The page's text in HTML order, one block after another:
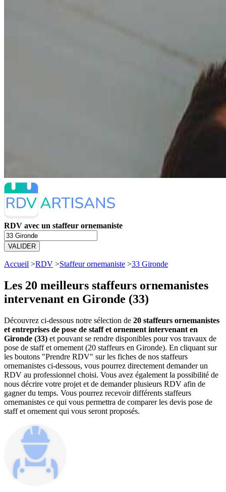
RDV avec un staffeur ornemaniste
VALIDER
Accueil >RDV >Staffeur ornemaniste >33 Gironde
Les 20 meilleurs staffeurs ornemanistes
intervenant en Gironde (33)
Découvrez ci-dessous notre sélection de 20 staffeurs ornemanistes
et entreprises de pose de staff et ornement intervenant en
Gironde (33) et pouvant se rendre disponibles pour vos travaux de
pose de staff et ornement (20 staffeurs en Gironde). En cliquant sur
les boutons "Prendre RDV" sur les fiches de nos staffeurs
ornemanistes ci-dessous, vous pourrez directement demander un
RDV au professionnel choisi. Vous avez également la possibilité de
nous décrire votre projet et de demander plusieurs RDV afin de
gagner du temps. Vous pourrez recevoir différents staffeurs
ornemanistes ce qui vous permettra de comparer les devis pose de
staff et ornement qui vous seront proposés.